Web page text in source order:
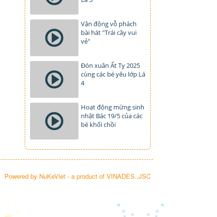
Vận động vỗ phách
bài hát "Trái cây vui
vẻ"
Đón xuân Ất Tỵ 2025
cùng các bé yêu lớp Lá
4
Hoạt động mừng sinh
nhật Bác 19/5 của các
bé khối chồi
Powered by NuKeViet - a product of VINADES.,JSC